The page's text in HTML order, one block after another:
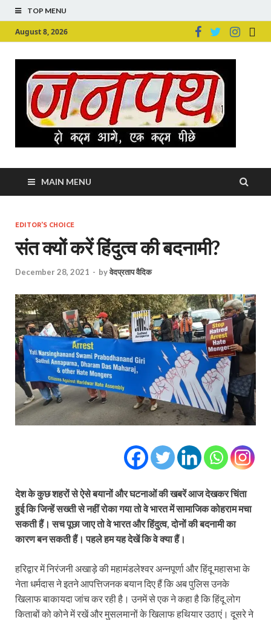
TOP MENU
August 8, 2026
MAIN MENU
EDITOR'S CHOICE
संत क्यों करें हिंदुत्व की बदनामी?
December 28, 2021 - byवेदप्रताप वैदिक
देश के कुछ शहरों से ऐसे बयानों और घटनाओं की खबरें आज देखकर चिंता
हुई कि जिन्हें सख्ती से नहीं रोका गया तो वे भारत में सामाजिक कोहराम मचा
सकती हैं। सच पूछा जाए तो वे भारत और हिंदुत्व, दोनों की बदनामी का
कारण बन सकती हैं। पहले हम यह देखें कि वे क्या हैं।
हरिद्वार में निरंजनी अखाड़े की महामंडलेश्वर अन्नपूर्णा और हिंदू महासभा के
नेता धर्मदास ने इतने आपत्तिजनक बयान दिए हैं कि अब पुलिस उनके
खिलाफ बाकायदा जांच कर रही है। उनमें से एक ने कहा है कि हिंदू लोग
किताबों को कोने में रखें और मुसलमानों के खिलाफ हथियार उठाएं। दूसरे ने